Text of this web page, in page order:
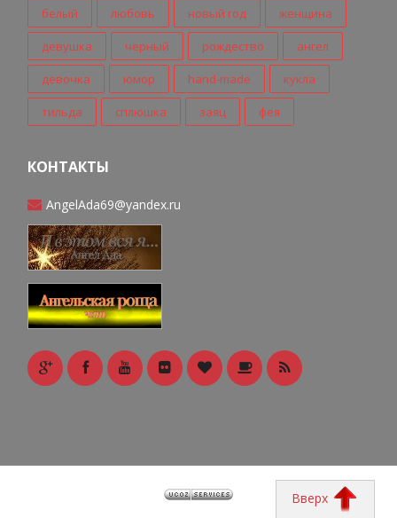
белый любовь новый год женщина
девушка черный рождество ангел
девочка юмор hand-made кукла
тильда сплюшка заяц фея
КОНТАКТЫ
AngelAda69@yandex.ru
Вверх